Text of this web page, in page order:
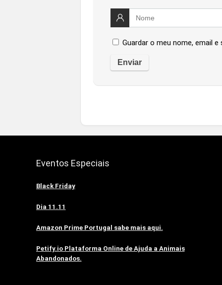
Guardar o meu nome, email
Eventos Especiais
Black Friday
Dia 11.11
Amazon Prime Portugal sabe mais aqui.
Petify.io Plataforma Online de Ajuda a Animais
Abandonados.